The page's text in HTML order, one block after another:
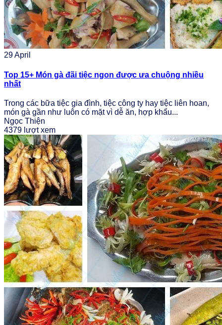
29April
Top 15+ Món gà đãi tiệc ngon được ưa chuộng nhiều
nhất
Trong các bữa tiệc gia đình, tiệc công ty hay tiệc liên hoan,
món gà gần như luôn có mặt vì dễ ăn, hợp khẩu...
Ngọc Thiện
4379 lượt xem